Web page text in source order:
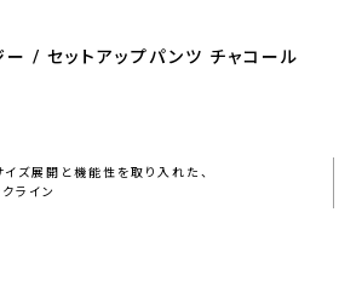
ー / セットアップパンツ チャコール
イズ展開と機能性を取り入れた、
ライン